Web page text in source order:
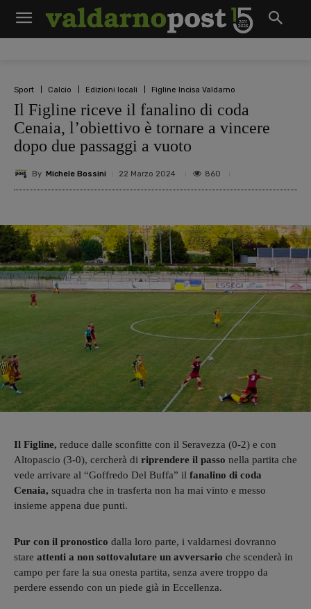
Sport Calcio Edizioni locali Figline Incisa Valdarno
Il Figline riceve il fanalino di coda
Cenaia, l’obiettivo è tornare a vincere
dopo due passaggi a vuoto
By Michele Bossini 22 Marzo 2024 860
Il Figline, reduce dalle sconfitte con il Seravezza (0-2) e con
Altopascio (3-0), cercherà di riprendere il passo nella partita che
vede arrivare al “Goffredo Del Buffa” il fanalino di coda
Cenaia, squadra che in trasferta non ha mai vinto e messo
insieme appena due punti.
Pur con il pronostico dalla loro parte, i valdarnesi dovranno
stare attenti a non sottovalutare un avversario che scenderà in
campo per fare la sua onesta partita, senza avere troppo da
perdere essendo con un piede già in Eccellenza.